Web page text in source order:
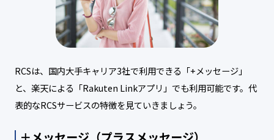
RCSは、国内大手キャリア3社で利用できる「+メッセージ」
と、楽天による「Rakuten Linkアプリ」でも利用可能です。代
表的なRCSサービスの特徴を見ていきましょう。